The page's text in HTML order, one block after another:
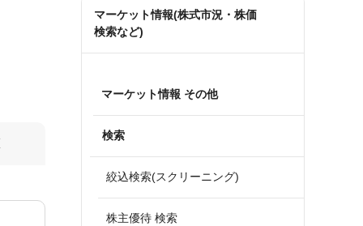
マーケット情報(株式市況・株価
検索など)
マーケット情報 その他
検索
絞込検索(スクリーニング)
株主優待 検索